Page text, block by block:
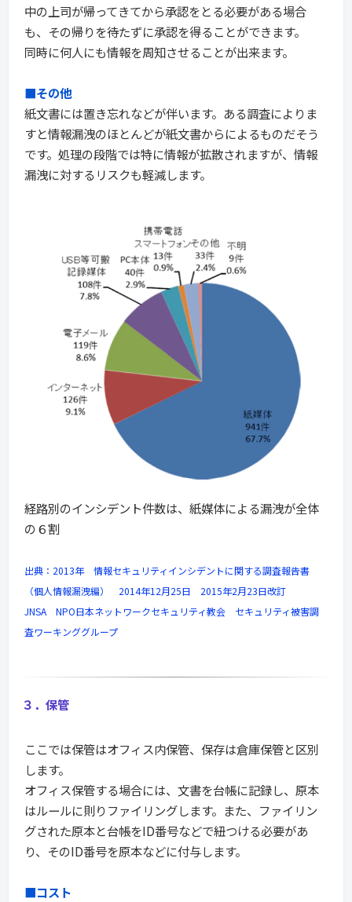
中の上司が帰ってきてから承認をとる必要がある場合
も、その帰りを待たずに承認を得ることができます。
同時に何人にも情報を周知させることが出来ます。
■その他
紙文書には置き忘れなどが伴います。ある調査によりま
すと情報漏洩のほとんどが紙文書からによるものだそう
です。処理の段階では特に情報が拡散されますが、情報
漏洩に対するリスクも軽減します。
経路別のインシデント件数は、紙媒体による漏洩が全体
の６割
出典：2013年 情報セキュリティインシデントに関する調査報告書
（個人情報漏洩編） 2014年12月25日 2015年2月23日改訂
JNSA NPO日本ネットワークセキュリティ教会 セキュリティ被害調
査ワーキンググループ
３．保管
ここでは保管はオフィス内保管、保存は倉庫保管と区別
します。
オフィス保管する場合には、文書を台帳に記録し、原本
はルールに則りファイリングします。また、ファイリン
グされた原本と台帳をID番号などで紐つける必要があ
り、そのID番号を原本などに付与します。
■コスト